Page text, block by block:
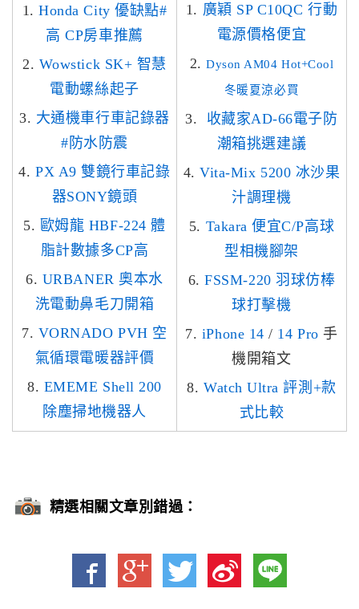
1.Honda City 優缺點#
高 CP房車推薦
2. Wowstick SK+ 智慧
電動螺絲起子
3. 大通機車行車記錄器
#防水防震
4.PX A9 雙鏡行車記錄
器SONY鏡頭
5. 歐姆龍 HBF-224 體
脂計數據多CP高
6. URBANER 奧本水
洗電動鼻毛刀開箱
7. VORNADO PVH 空
氣循環電暖器評價
8. EMEME Shell 200
除塵掃地機器人
1. 廣穎 SP C10QC 行動
電源價格便宜
2.Dyson AM04 Hot+Cool
冬暖夏涼必買
3. 收藏家AD-66電子防
潮箱挑選建議
4.Vita-Mix 5200 冰沙果
汁調理機
5. Takara 便宜C/P高球
型相機腳架
6.FSSM-220 羽球仿棒
球打擊機
7. iPhone 14 / 14 Pro 手
機開箱文
8. Watch Ultra 評測+款
式比較
精選相關文章別錯過：